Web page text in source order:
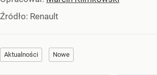
Źródło: Renault
Aktualności Nowe